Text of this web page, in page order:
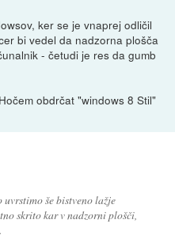
ker se je vnaprej odličil
bi vedel da nadzorna plošča
- četudi je res da gumb
obdrčat "windows 8 Stil"
uvrstimo še bistveno lažje
skrito kar v nadzorni plošči,